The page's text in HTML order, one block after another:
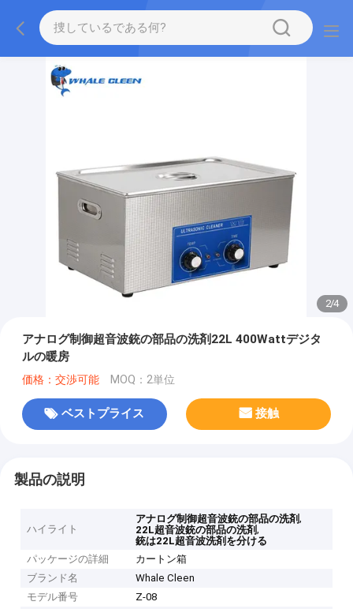
2/4
アナログ制御超音波銃の部品の洗剤22L 400Wattデジタ
ルの暖房
価格：交渉可能 MOQ：2単位
ベストプライス 接触
製品の説明
ハイライト
アナログ制御超音波銃の部品の洗剤,
22L超音波銃の部品の洗剤,
銃は22L超音波洗剤を分ける
パッケージの詳細
カートン箱
ブランド名
Whale Cleen
モデル番号
Z-08